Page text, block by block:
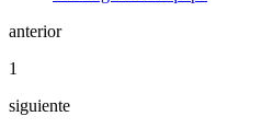
anterior
1
siguiente